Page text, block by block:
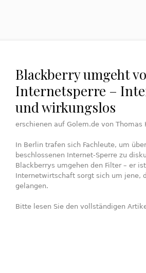
Blackberry umgeht
Internetsperre –
und wirkungslos
erschienen auf Golem.de von Thomas
In Berlin trafen sich Fachleute, um
beschlossenen Internet-Sperre zu
Blackberrys umgehen den Filter – er
Internetwirtschaft sorgt sich um jene,
gelangen.
Bitte lesen Sie den vollständigen